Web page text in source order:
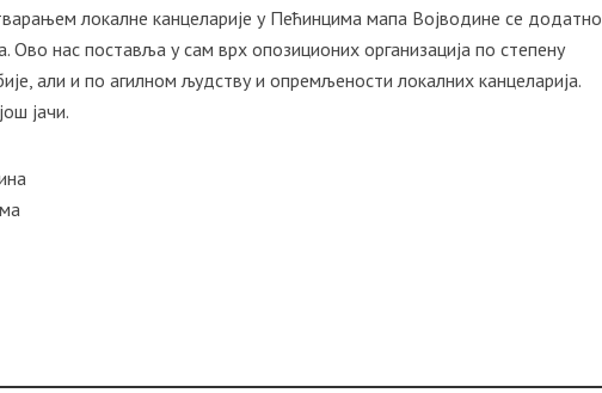
локалне канцеларије у Пећинцима мапа Војводине се додатно
нас поставља у сам врх опозиционих организација по степену
али и по агилном људству и опремљености локалних канцеларија.
јачи.